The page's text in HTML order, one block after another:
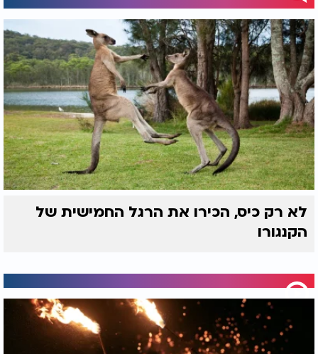
לא רק כיס, הכירו את הרגל החמישית של
הקנגורו